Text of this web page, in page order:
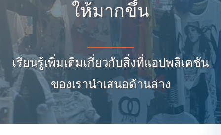
ให้มากขึ้น
เรียนรู้เพิ่มเติมเกี่ยวกับสิ่งที่แอปพลิเคชัน
ของเรานำเสนอด้านล่าง